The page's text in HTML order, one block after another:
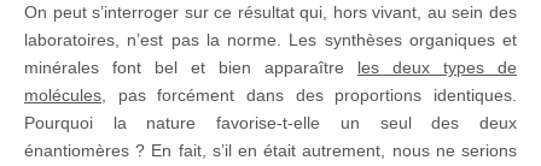
On peut s’interroger sur ce résultat qui, hors vivant, au sein des
laboratoires, n’est pas la norme. Les synthèses organiques et
minérales font bel et bien apparaître les deux types de
molécules , pas forcément dans des proportions identiques.
Pourquoi la nature favorise-t-elle un seul des deux
énantiomères ? En fait, s’il en était autrement, nous ne serions